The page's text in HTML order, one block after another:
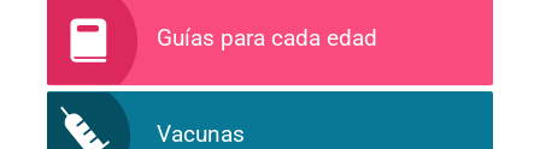
Guías para cada edad
Vacunas